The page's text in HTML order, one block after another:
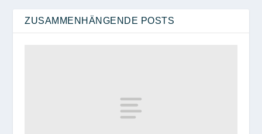
ZUSAMMENHÄNGENDE POSTS